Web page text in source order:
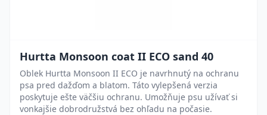
Hurtta Monsoon coat II ECO sand 40
Oblek Hurtta Monsoon II ECO je navrhnutý na ochranu
psa pred dažďom a blatom. Táto vylepšená verzia
poskytuje ešte väčšiu ochranu. Umožňuje psu užívať si
vonkajšie dobrodružstvá bez ohľadu na počasie.